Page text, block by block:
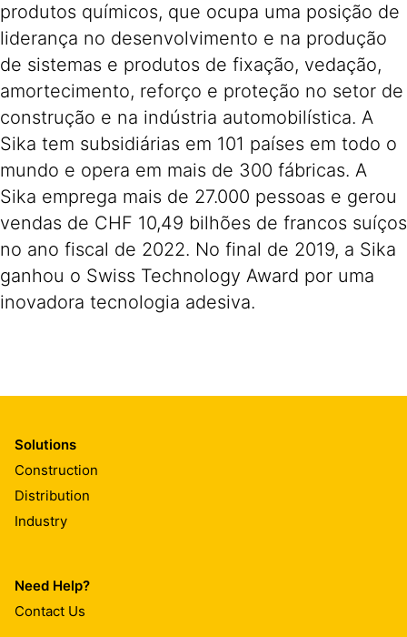
produtos químicos, que ocupa uma posição de
liderança no desenvolvimento e na produção
de sistemas e produtos de fixação, vedação,
amortecimento, reforço e proteção no setor de
construção e na indústria automobilística. A
Sika tem subsidiárias em 101 países em todo o
mundo e opera em mais de 300 fábricas. A
Sika emprega mais de 27.000 pessoas e gerou
vendas de CHF 10,49 bilhões de francos suíços
no ano fiscal de 2022. No final de 2019, a Sika
ganhou o Swiss Technology Award por uma
inovadora tecnologia adesiva.
Solutions
Construction
Distribution
Industry
Need Help?
Contact Us